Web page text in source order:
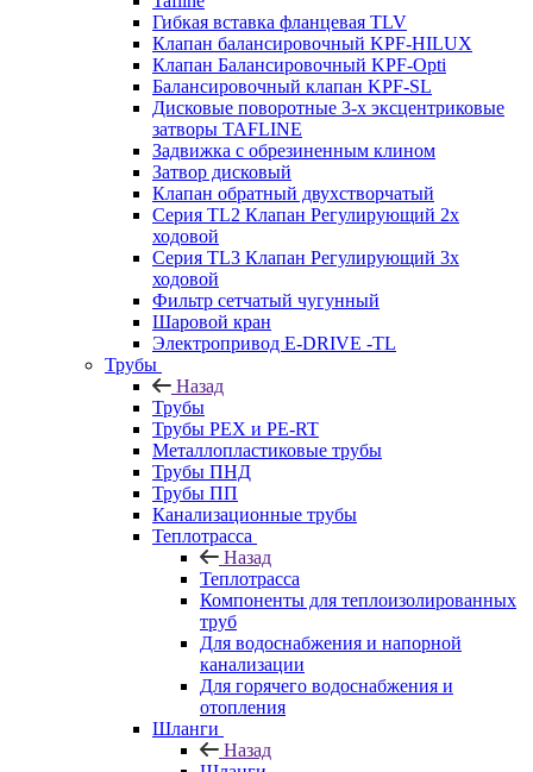
Гибкая вставка фланцевая TLV
Клапан балансировочный KPF-HILUX
Клапан Балансировочный KPF-Opti
Балансировочный клапан KPF-SL
Дисковые поворотные 3-х эксцентриковые
затворы TAFLINE
Задвижка с обрезиненным клином
Затвор дисковый
Клапан обратный двухстворчатый
Серия TL2 Клапан Регулирующий 2х
ходовой
Серия TL3 Клапан Регулирующий 3х
ходовой
Фильтр сетчатый чугунный
Шаровой кран
Электропривод E-DRIVE -TL
Трубы
Назад
Трубы
Трубы PEX и PE-RT
Металлопластиковые трубы
Трубы ПНД
Трубы ПП
Канализационные трубы
Теплотрасса
Назад
Теплотрасса
Компоненты для теплоизолированных
труб
Для водоснабжения и напорной
канализации
Для горячего водоснабжения и
отопления
Шланги
Назад